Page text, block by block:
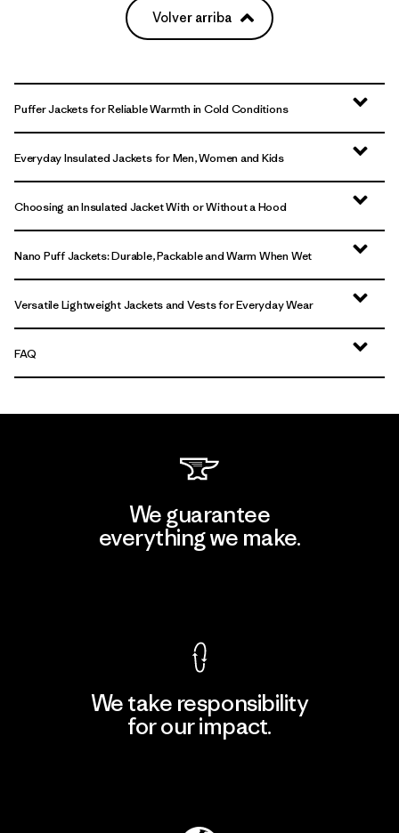
Volver arriba
Puffer Jackets for Reliable Warmth in Cold Conditions
Everyday Insulated Jackets for Men, Women and Kids
Choosing an Insulated Jacket With or Without a Hood
Nano Puff Jackets: Durable, Packable and Warm When Wet
Versatile Lightweight Jackets and Vests for Everyday Wear
FAQ
We guarantee
everything we make.
We take responsibility
for our impact.